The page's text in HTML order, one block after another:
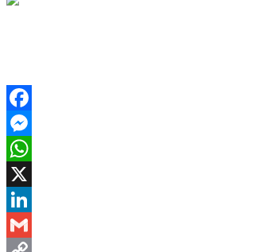
Facebook
Messenger
WhatsApp
X
LinkedIn